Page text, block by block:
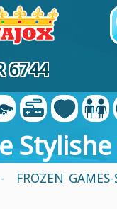
6744
-
FROZEN